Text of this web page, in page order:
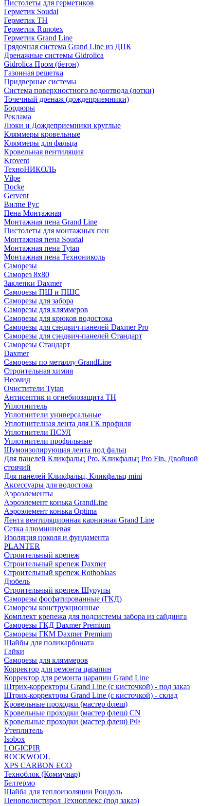
Пистолеты для герметиков
Герметик Soudal
Герметик ТН
Герметик Runotex
Герметик Grand Line
Грядочная система Grand Line из ДПК
Дренажные системы Gidrolica
Gidrolica Пром (бетон)
Газонная решетка
Придверные системы
Система поверхностного водоотвода (лотки)
Точечный дренаж (дождеприемники)
Бордюры
Рекламa
Люки и Дождеприемники круглые
Кляммеры кровельные
Кляммеры для фальца
Кровельная вентиляция
Krovent
ТехноНИКОЛЬ
Vilpe
Docke
Gervent
Вилпе Рус
Пена Монтажнaя
Монтажная пена Grand Linе
Пистолеты для монтажных пен
Монтажная пена Soudal
Монтажная пена Tytan
Монтажная пена Технониколь
Саморезы
Саморез 8х80
Заклепки Daxmer
Саморезы ПШ и ПШС
Саморезы для забора
Саморезы для кляммеров
Саморезы для крюков водостока
Саморезы для сэндвич-панелей Daxmer Pro
Саморезы для сэндвич-панелей Стандарт
Саморезы Стандарт
Daxmer
Саморезы по металлу GrandLine
Строительная химия
Неомид
Очистители Tytan
Антисептик и огнебиозащита ТН
Уплотнитель
Уплотнители универсальные
Уплотнителная лента для ГК профиля
Уплотнители ПСУЛ
Уплотнители профильные
Шумоизолирующая лента под фальц
Для панелей Кликфальц Pro, Кликфальц Pro Fin, Двойной
стоячий
Для панелей Кликфальц, Кликфальц mini
Аксессуары для водостока
Аэроэлементы
Аэроэлемент конька GrandLine
Аэроэлемент конька Optima
Лента вентиляционная карнизная Grand Line
Сетка алюминиевая
Изоляция цоколя и фундамента
PLANTER
Строительный крепеж
Строительный крепеж Daxmer
Строительный крепеж Rothoblaas
Дюбель
Строительный крепеж Шурупы
Саморeзы фосфатированные (ГКД)
Саморезы конструкционные
Комплект крепежа для подсистемы забора из сайдинга
Саморезы ГКД Daxmer Premium
Саморезы ГКМ Daxmer Premium
Шайбы для поликарбоната
Гайки
Саморезы для кляммеров
Корректор для ремонта царапин
Корректор для ремонта царапин Grand Line
Штрих-корректоры Grand Line (с кисточкой) - под заказ
Штрих-корректоры Grand Line (с кисточкой) - склад
Кровельные проходки (мастер флеш)
Кровельные проходки (мастер флеш) CN
Кровельные проходки (мастер флеш) РФ
Утеплитель
Isobox
LOGICPIR
ROCKWOOL
XPS CARBON ECO
Техноблок (Коммунар)
Белтермо
Шайба для теплоизоляции Рондоль
Пенополистирол Техноплекс (под заказ)